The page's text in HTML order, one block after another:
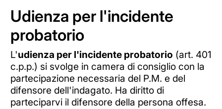
Udienza per l'incidente
probatorio
L'udienza per l'incidente probatorio (art. 401
c.p.p.) si svolge in camera di consiglio con la
partecipazione necessaria del P.M. e del
difensore dell'indagato. Ha diritto di
parteciparvi il difensore della persona offesa.